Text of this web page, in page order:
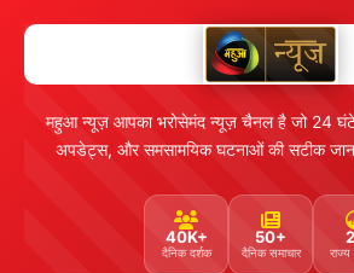
महुआ न्यूज़ आपका भरोसेमंद न्यूज़ चैनल है जो 24 घंटे
अपडेट्स, और समसामयिक घटनाओं की सटीक
40K+
दैनिक दर्शक
50+
दैनिक समाचार